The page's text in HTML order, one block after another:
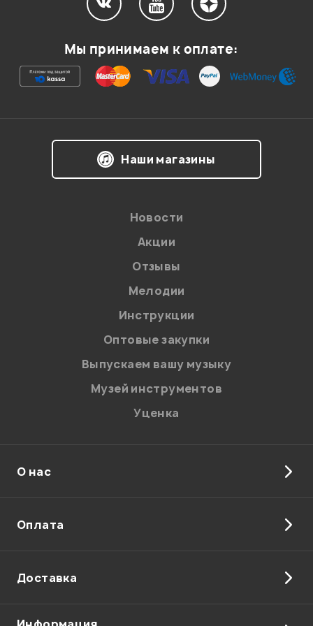
Ваша оценка:
на обработку персональных данных в
Политикой в отношении обработки
персональных данных.
Введите проверочное число:
Отправить
Мы принимаем к оплате:
Наши магазины
Новости
Акции
Отзывы
Мелодии
Инструкции
Оптовые закупки
Выпускаем вашу музыку
Музей инструментов
Уценка
О нас
Оплата
Доставка